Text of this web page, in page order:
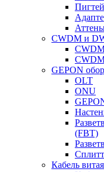
CWDM и
GEPON
OLT
ONU
(FBT)
Кабель